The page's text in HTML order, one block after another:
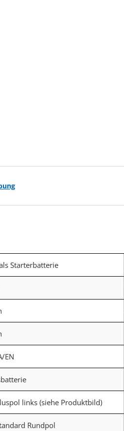
Starterbatterie
EN
links (siehe Produktbild)
Rundpol